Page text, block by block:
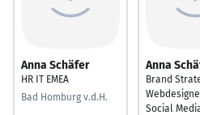
Anna Schäfer
HR IT EMEA
Bad Homburg v.d.H.
Anna
Brand
Social